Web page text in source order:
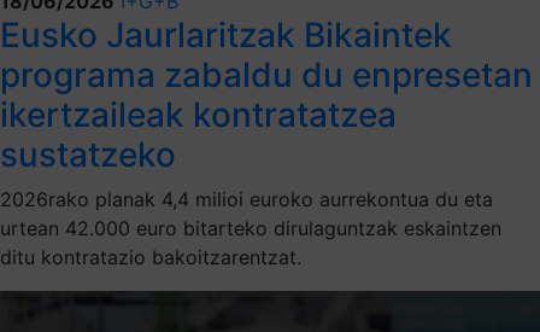
Eusko Jaurlaritzak Bikaintek
programa zabaldu du enpresetan
ikertzaileak kontratatzea
sustatzeko
2026rako planak 4,4 milioi euroko aurrekontua du eta
urtean 42.000 euro bitarteko dirulaguntzak eskaintzen
ditu kontratazio bakoitzarentzat.